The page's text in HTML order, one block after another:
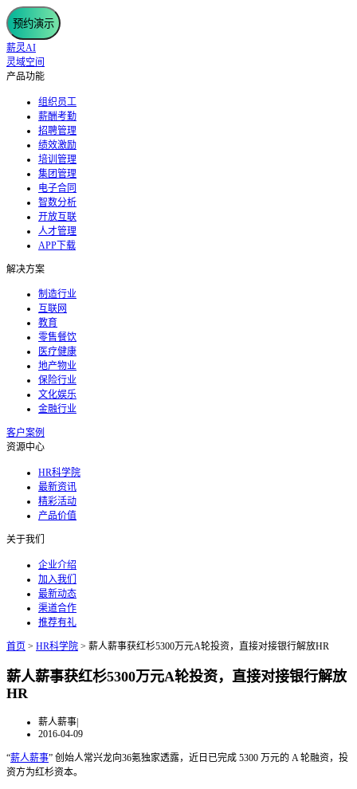
预约演示
薪灵AI
灵域空间
产品功能
组织员工
薪酬考勤
招聘管理
绩效激励
培训管理
集团管理
电子合同
智数分析
开放互联
人才管理
APP下载
解决方案
制造行业
互联网
教育
零售餐饮
医疗健康
地产物业
保险行业
文化娱乐
金融行业
客户案例
资源中心
HR科学院
最新资讯
精彩活动
产品价值
关于我们
企业介绍
加入我们
最新动态
渠道合作
推荐有礼
首页 > HR科学院 > 薪人薪事获红杉5300万元A轮投资，直接对接银行解放HR
薪人薪事获红杉5300万元A轮投资，直接对接银行解放
HR
薪人薪事|
2016-04-09
“薪人薪事” 创始人常兴龙向36氪独家透露，近日已完成 5300 万元的 A 轮融资，投
资方为红杉资本。